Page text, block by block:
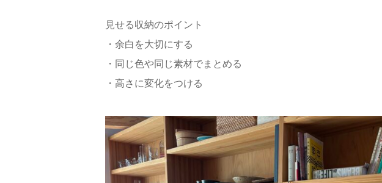
見せる収納のポイント
・余白を大切にする
・同じ色や同じ素材でまとめる
・高さに変化をつける